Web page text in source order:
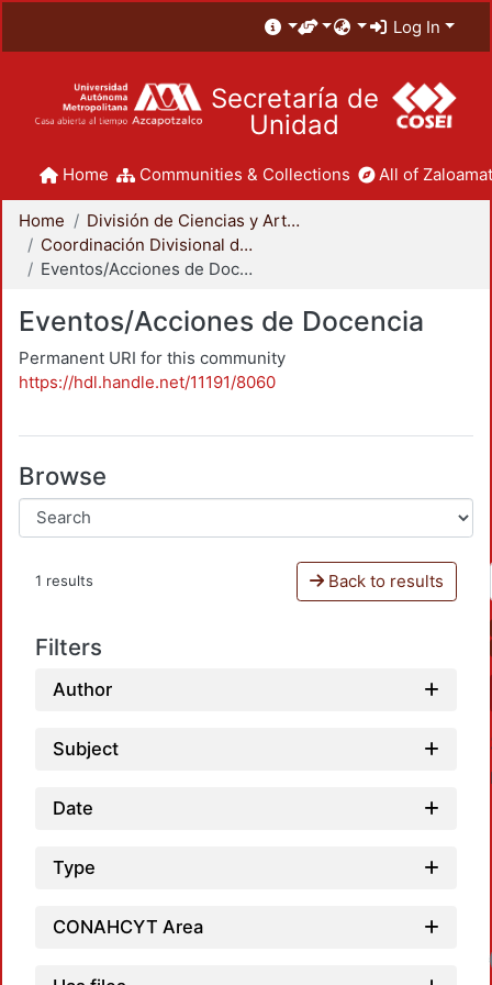
Log In
Secretaría de
Unidad
Home Communities & Collections All of
Home
División de Ciencias y Artes para el Diseño
Coordinación Divisional de Docencia
Eventos/Acciones de Docencia
Eventos/Acciones de Docencia
Permanent URI for this community
https://hdl.handle.net/11191/8060
Browse
1 results Back to results
Filters
Author
Subject
Date
Type
CONAHCYT Area